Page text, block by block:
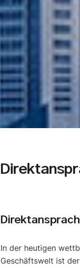
In der heutigen
Geschäftswelt ist